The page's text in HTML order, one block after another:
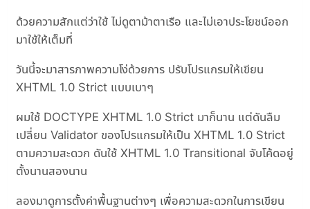
ด้วยความสักแต่ว่าใช้ ไม่ดูตาม้าตาเรือ และไม่เอาประโยชน์ออก
มาใช้ให้เต็มที่
วันนี้จะมาสารภาพความโง่ด้วยการ ปรับโปรแกรมให้เขียน
XHTML 1.0 Strict แบบเบาๆ
ผมใช้ DOCTYPE XHTML 1.0 Strict มาก็นาน แต่ดันลืม
เปลี่ยน Validator ของโปรแกรมให้เป็น XHTML 1.0 Strict
ตามความสะดวก ดันใช้ XHTML 1.0 Transitional จับโค้ดอยู่
ตั้งนานสองนาน
ลองมาดูการตั้งค่าพื้นฐานต่างๆ เพื่อความสะดวกในการเขียน